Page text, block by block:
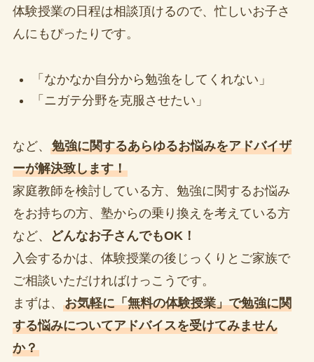
体験授業の日程は相談頂けるので、忙しいお子さ
んにもぴったりです。
「なかなか自分から勉強をしてくれない」
「ニガテ分野を克服させたい」
など、 勉強に関するあらゆるお悩みをアドバイザ
ーが解決致します！
家庭教師を検討している方、勉強に関するお悩み
をお持ちの方、塾からの乗り換えを考えている方
など、
どんなお子さんでもOK！
入会するかは、体験授業の後じっくりとご家族で
ご相談いただければけっこうです。
まずは、 お気軽に「無料の体験授業」で勉強に関
する悩みについてアドバイスを受けてみません
か？